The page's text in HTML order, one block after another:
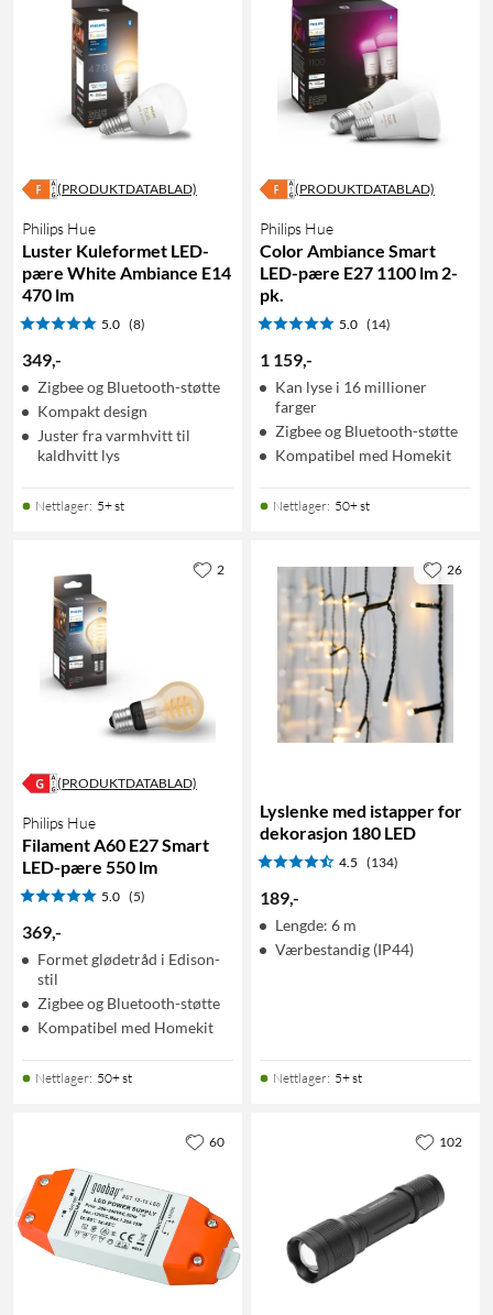
(PRODUKTDATABLAD)
Philips Hue
Luster Kuleformet LED-
pære White Ambiance E14
470 lm
5.0 (8)
349,-
Zigbee og Bluetooth-støtte
Kompakt design
Juster fra varmhvitt til
kaldhvitt lys
Nettlager: 5+ st
(PRODUKTDATABLAD)
Philips Hue
Color Ambiance Smart
LED-pære E27 1100 lm 2-
pk.
5.0 (14)
1 159,-
Kan lyse i 16 millioner
farger
Zigbee og Bluetooth-støtte
Kompatibel med Homekit
Nettlager: 50+ st
(PRODUKTDATABLAD)
Philips Hue
Filament A60 E27 Smart
LED-pære 550 lm
5.0 (5)
369,-
Formet glødetråd i Edison-
stil
Zigbee og Bluetooth-støtte
Kompatibel med Homekit
Nettlager: 50+ st
2
Lyslenke med istapper for
dekorasjon 180 LED
4.5 (134)
189,-
Lengde: 6 m
Værbestandig (IP44)
Nettlager: 5+ st
26
60 102